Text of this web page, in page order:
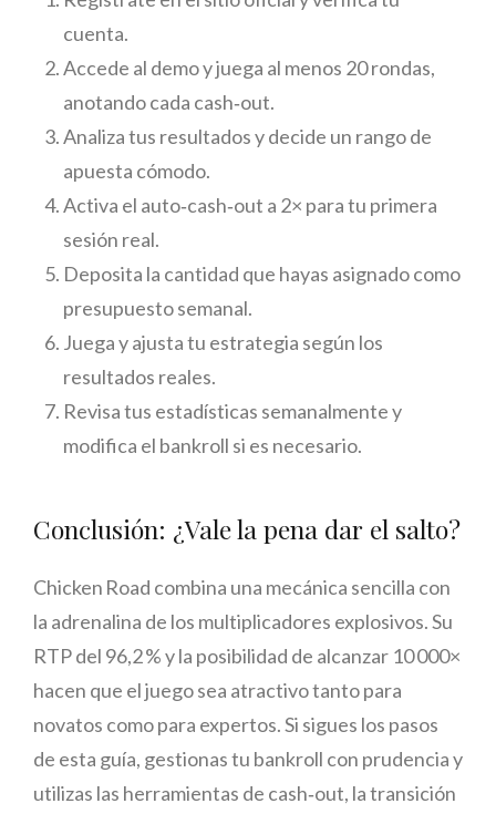
cuenta.
Accede al demo y juega al menos 20 rondas,
anotando cada cash‑out.
Analiza tus resultados y decide un rango de
apuesta cómodo.
Activa el auto‑cash‑out a 2× para tu primera
sesión real.
Deposita la cantidad que hayas asignado como
presupuesto semanal.
Juega y ajusta tu estrategia según los
resultados reales.
Revisa tus estadísticas semanalmente y
modifica el bankroll si es necesario.
Conclusión: ¿Vale la pena dar el salto?
Chicken Road combina una mecánica sencilla con
la adrenalina de los multiplicadores explosivos. Su
RTP del 96,2 % y la posibilidad de alcanzar 10 000×
hacen que el juego sea atractivo tanto para
novatos como para expertos. Si sigues los pasos
de esta guía, gestionas tu bankroll con prudencia y
utilizas las herramientas de cash‑out, la transición